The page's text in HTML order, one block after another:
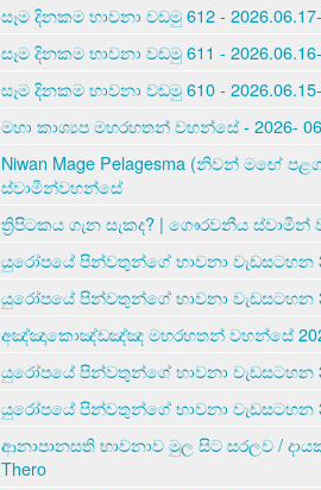
සෑම දිනකම භාවනා වඩමු 612 - 2026.06.17-
සෑම දිනකම භාවනා වඩමු 611 - 2026.06.16-
සෑම දිනකම භාවනා වඩමු 610 - 2026.06.15-
මහා කාශ්‍යප මහරහතන් වහන්සේ - 2026- 06
Niwan Mage Pelagesma (නිවන් මඟේ
ස්වාමීන්වහන්සේ
ත්‍රිපිටකය ගැන සැකද? | ගෞරවනීය
යුරෝපයේ පින්වතුන්ගේ භාවනා වැඩසටහන 34
යුරෝපයේ පින්වතුන්ගේ භාවනා වැඩසටහන 33
අඤ්ඤාකොඤ්ඩඤ්ඤ මහරහතන් වහන්සේ 2026-
යුරෝපයේ පින්වතුන්ගේ භාවනා වැඩසටහන 32
යුරෝපයේ පින්වතුන්ගේ භාවනා වැඩසටහන 31
ආනාපානසති භාවනාව මුල සිට සරලව /
Thero